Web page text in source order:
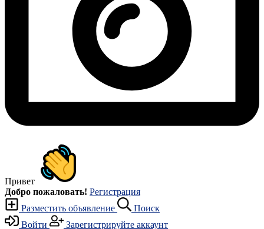
Привет
Добро пожаловать! Регистрация
Разместить объявление
Поиск
Войти
Зарегистрируйте аккаунт